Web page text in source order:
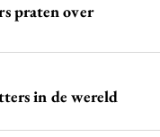
praten over
in de wereld